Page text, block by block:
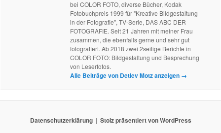
bei COLOR FOTO, diverse Bücher, Kodak
Fotobuchpreis 1999 für "Kreative Bildgestaltung
in der Fotografie", TV-Serie, DAS ABC DER
FOTOGRAFIE. Seit 21 Jahren mit meiner Frau
zusammen, die ebenfalls gerne und sehr gut
fotografiert. Ab 2018 zwei 2seitige Berichte in
COLOR FOTO: Bildgestaltung und Besprechung
von Leserfotos.
Alle Beiträge von Detlev Motz anzeigen →
Datenschutzerklärung Stolz präsentiert von WordPress